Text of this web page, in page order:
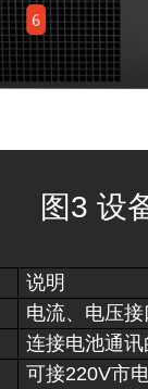
图3 设
说明
电流、电压接
连接电池通
可接220V市